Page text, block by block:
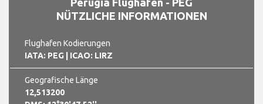
NÜTZLICHE INFORMATIONEN
Flughafen Kodierungen
IATA: PEG
| ICAO: LIRZ
Geografische Länge
12,513200